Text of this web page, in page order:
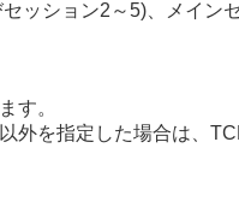
ッション2～5)、メイン
す。
外を指定した場合は、